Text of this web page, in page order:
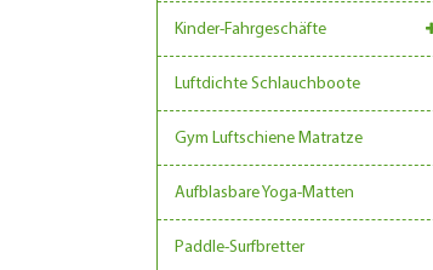
Kinder-Fahrgeschäfte
Luftdichte Schlauchboote
Gym Luftschiene Matratze
Aufblasbare Yoga-Matten
Paddle-Surfbretter